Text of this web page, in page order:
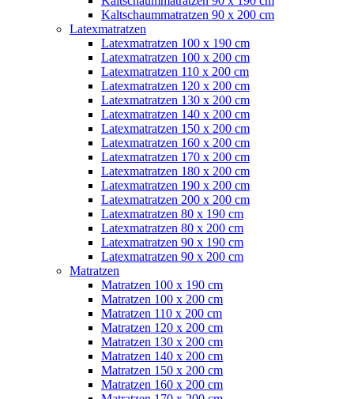
Kaltschaummatratzen 90 x 200 cm
Latexmatratzen
Latexmatratzen 100 x 190 cm
Latexmatratzen 100 x 200 cm
Latexmatratzen 110 x 200 cm
Latexmatratzen 120 x 200 cm
Latexmatratzen 130 x 200 cm
Latexmatratzen 140 x 200 cm
Latexmatratzen 150 x 200 cm
Latexmatratzen 160 x 200 cm
Latexmatratzen 170 x 200 cm
Latexmatratzen 180 x 200 cm
Latexmatratzen 190 x 200 cm
Latexmatratzen 200 x 200 cm
Latexmatratzen 80 x 190 cm
Latexmatratzen 80 x 200 cm
Latexmatratzen 90 x 190 cm
Latexmatratzen 90 x 200 cm
Matratzen
Matratzen 100 x 190 cm
Matratzen 100 x 200 cm
Matratzen 110 x 200 cm
Matratzen 120 x 200 cm
Matratzen 130 x 200 cm
Matratzen 140 x 200 cm
Matratzen 150 x 200 cm
Matratzen 160 x 200 cm